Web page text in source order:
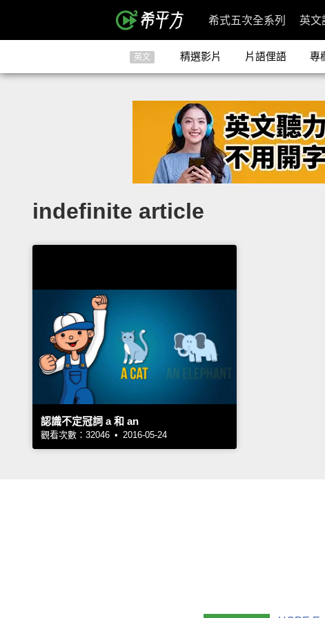
希式五次全系列 英文
英文 精選影片 片語俚語 專
indefinite article
認識不定冠詞 a 和 an
觀看次數：32046 • 2016-05-24